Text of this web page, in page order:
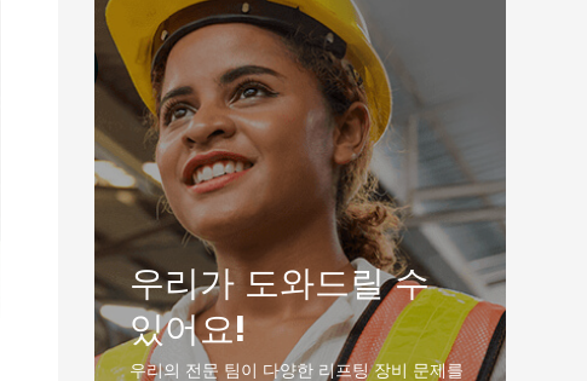
우리가 도와드릴 수
있어요!
우리의 전문 팀이 다양한 리프팅 장비 문제를